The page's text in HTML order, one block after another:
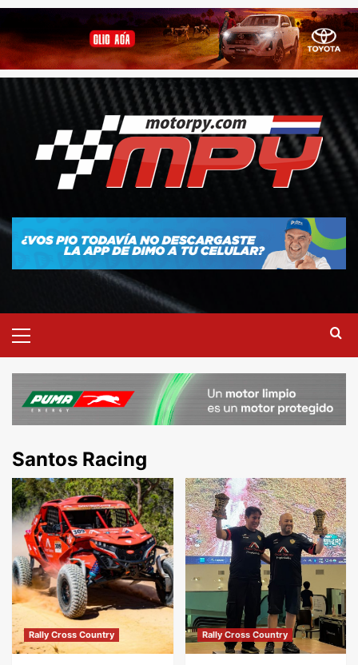
Santos Racing
Rally Cross Country Rally Cross Country